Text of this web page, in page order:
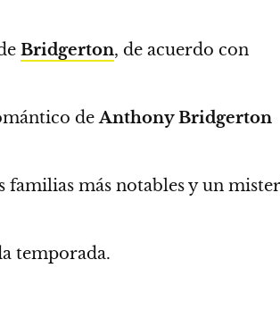
Bridgerton, de acuerdo con
deAnthony Bridgerton
familias más notables y un
temporada.